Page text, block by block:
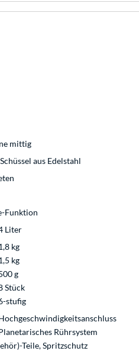
mittig
aus Edelstahl
Funktion
Liter
kg
kg
g
Stück
stufig
Rührsystem
Teile, Spritzschutz